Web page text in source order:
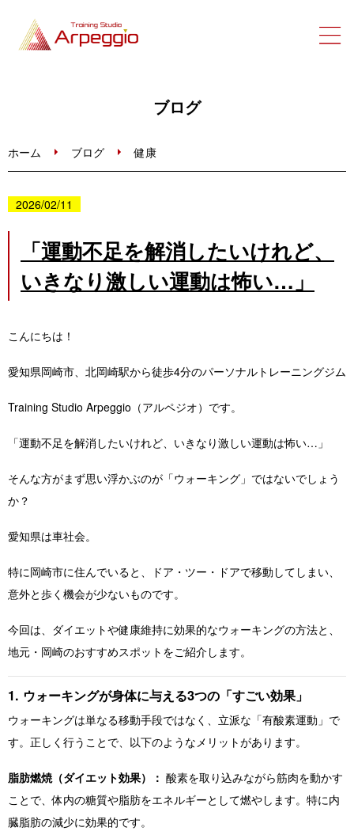
お問い合わせ
ブログ
ホーム ブログ 健康
2026/02/11
「運動不足を解消したいけれど、
いきなり激しい運動は怖い…」
こんにちは！
愛知県岡崎市、北岡崎駅から徒歩4分のパーソナルトレーニングジム
Training Studio Arpeggio（アルペジオ）です。
「運動不足を解消したいけれど、いきなり激しい運動は怖い…」
そんな方がまず思い浮かぶのが「ウォーキング」ではないでしょう
か？
愛知県は車社会。
特に岡崎市に住んでいると、ドア・ツー・ドアで移動してしまい、
意外と歩く機会が少ないものです。
今回は、ダイエットや健康維持に効果的なウォーキングの方法と、
地元・岡崎のおすすめスポットをご紹介します。
1. ウォーキングが身体に与える3つの「すごい効果」
ウォーキングは単なる移動手段ではなく、立派な「有酸素運動」で
す。正しく行うことで、以下のようなメリットがあります。
脂肪燃焼（ダイエット効果）： 酸素を取り込みながら筋肉を動かす
ことで、体内の糖質や脂肪をエネルギーとして燃やします。特に内
臓脂肪の減少に効果的です。